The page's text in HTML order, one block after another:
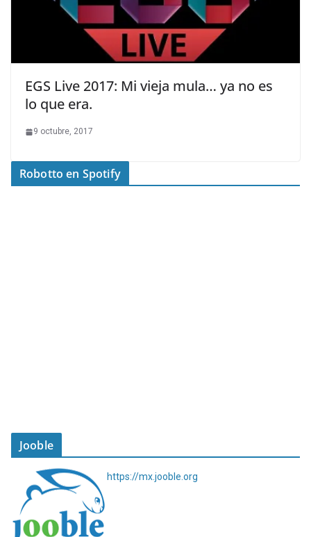
EGS Live 2017: Mi vieja mula… ya no es
lo que era.
9 octubre, 2017
Robotto en Spotify
Jooble
https://mx.jooble.org